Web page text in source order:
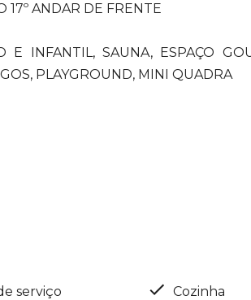
17º ANDAR DE FRENTE
E INFANTIL, SAUNA, ESPAÇO
PLAYGROUND, MINI QUADRA
serviço Cozinha